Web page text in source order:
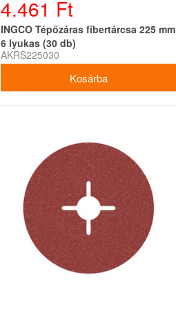
4.461 Ft
INGCO Tépőzáras fíbertárcsa 225 mm
6 lyukas (30 db)
AKRS225030